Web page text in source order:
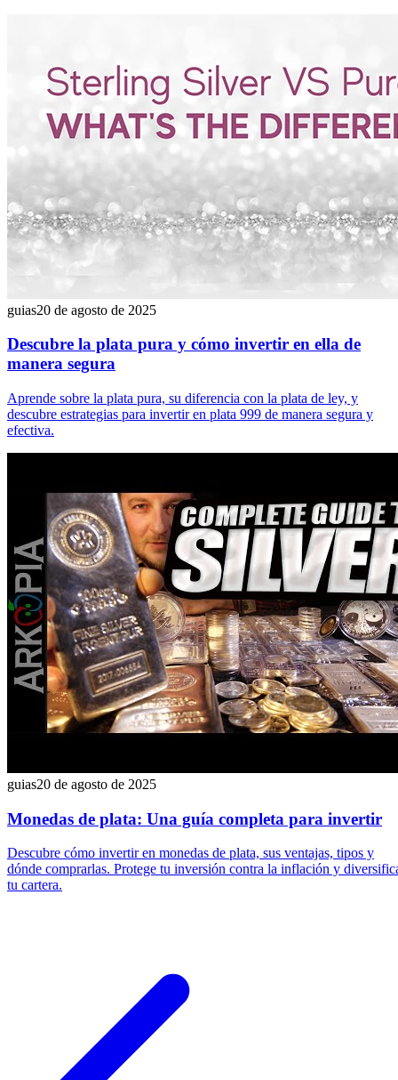
guias20 de agosto de 2025
Descubre la plata pura y cómo invertir en ella de
manera segura
Aprende sobre la plata pura, su diferencia con la plata de ley, y
descubre estrategias para invertir en plata 999 de manera segura y
efectiva.
guias20 de agosto de 2025
Monedas de plata: Una guía completa para invertir
Descubre cómo invertir en monedas de plata, sus ventajas, tipos y
dónde comprarlas. Protege tu inversión contra la inflación y
tu cartera.